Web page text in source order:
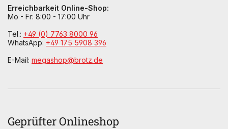
Erreichbarkeit Online-Shop:
Mo - Fr: 8:00 - 17:00 Uhr
Tel.: +49 (0) 7763 8000 96
WhatsApp: +49 175 5908 396
E-Mail: megashop@brotz.de
Geprüfter Onlineshop